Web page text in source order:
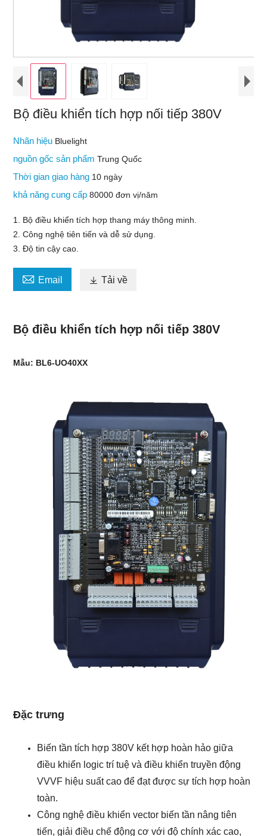
Bộ điều khiển tích hợp nối tiếp 380V
Nhãn hiệu Bluelight
nguồn gốc sản phẩmTrung Quốc
Thời gian giao hàng 10 ngày
khả năng cung cấp80000 đơn vị/năm
1. Bộ điều khiển tích hợp thang máy thông minh.
2. Công nghệ tiên tiến và dễ sử dụng.
3. Độ tin cậy cao.
 Email  Tải về
Bộ điều khiển tích hợp nối tiếp 380V
Mẫu: BL6-UO40XX
Đặc trưng
Biến tần tích hợp 380V kết hợp hoàn hảo giữa
điều khiển logic trí tuệ và điều khiển truyền động
VVVF hiệu suất cao để đạt được sự tích hợp hoàn
toàn.
Công nghệ điều khiển vector biến tần nâng tiên
tiến, giải điều chế động cơ với độ chính xác cao,